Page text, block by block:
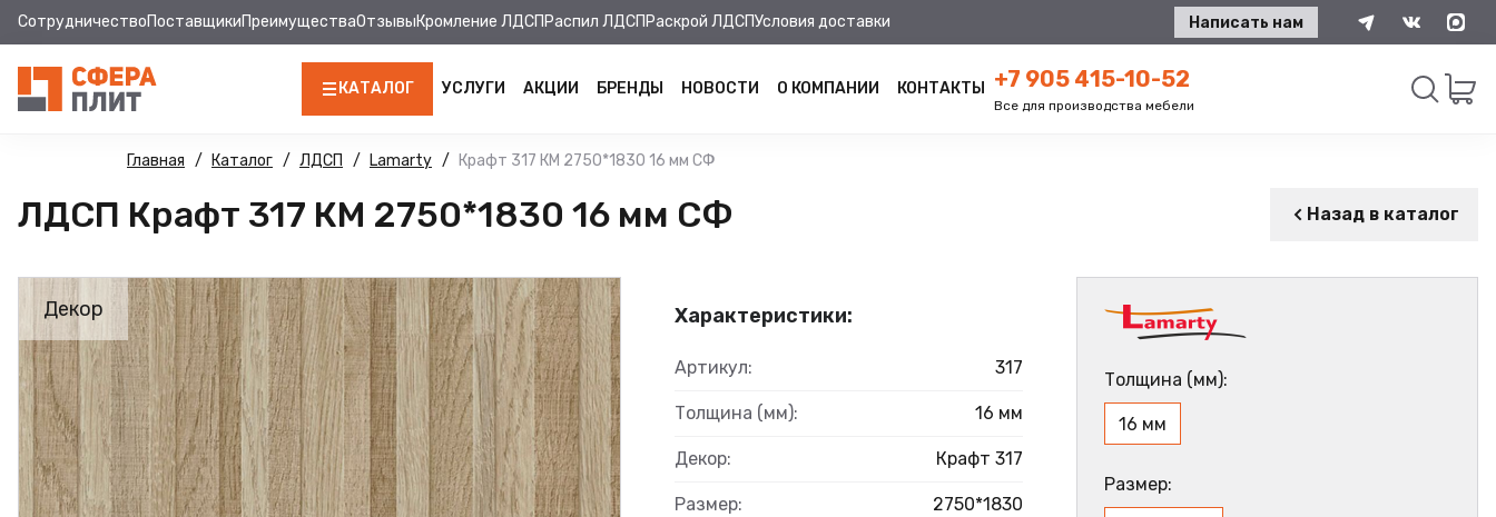
СотрудничествоПоставщикиПреимуществаОтзывыКромление ЛДСП Распил ЛДСП Раскрой ЛДСПУсловия доставки Написать нам
КАТАЛОГ
ЛДСП
КРОМКА
МДФ ПАНЕЛИ
СТОЛЕШНИЦЫ
ХДФ
ДВПО
ФАНЕРА
УСЛУГИ АКЦИИ БРЕНДЫ НОВОСТИ О КОМПАНИИ КОНТАКТЫ +7 905 415-10-52
Все для производства мебели
Главная Каталог ЛДСП Lamarty Крафт 317 КМ 2750*1830 16 мм СФ
ЛДСП Крафт 317 КМ 2750*1830 16 мм СФ Назад в каталог
Декор Характеристики:
Артикул: 317
Толщина (мм): 16 мм
Декор: Крафт 317
Размер: 2750*1830
Толщина (мм):
16 мм
Размер: